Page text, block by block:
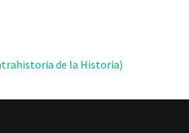
de la Historia)